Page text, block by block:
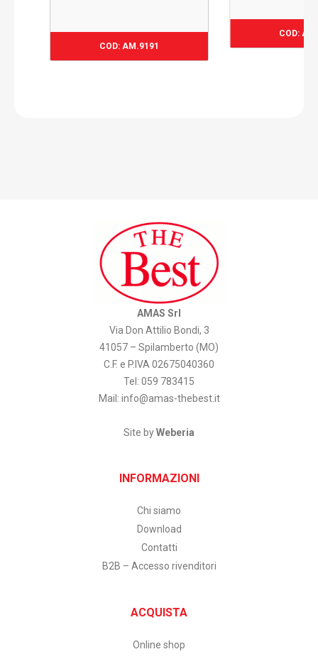
COD: AM.9191
€ COD:
€
AMAS Srl
Via Don Attilio Bondi, 3
41057 – Spilamberto (MO)
C.F. e P.IVA 02675040360
Tel: 059 783415
Mail: info@amas-thebest.it
Site byWeberia
INFORMAZIONI
Chi siamo
Download
Contatti
B2B – Accesso rivenditori
ACQUISTA
Online shop